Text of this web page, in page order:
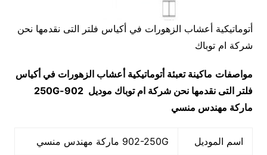
أتوماتيكية أعشاب الزهورات في أكياس فلتر التى نقدمها نحن
شركة ام توباك
مواصفات ماكينة تعبئة أتوماتيكية أعشاب الزهورات في أكياس
فلتر التى نقدمها نحن شركة ام توباك موديل 902-250G
ماركة مهندس منسي
اسم الموديل 902-250G ماركة مهندس منسي